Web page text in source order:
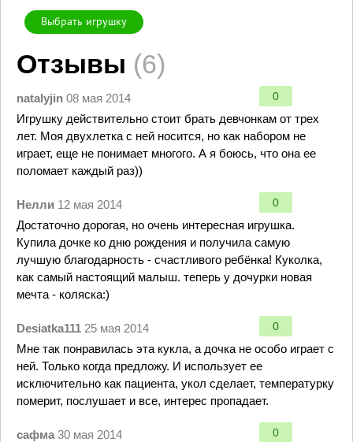
Выбрать игрушку
Отзывы (6)
natalyjin 08 мая 2014 0
Игрушку действительно стоит брать девчонкам от трех
лет. Моя двухлетка с ней носится, но как набором не
играет, еще не понимает многого. А я боюсь, что она ее
поломает каждый раз))
Нелли 12 мая 2014 0
Достаточно дорогая, но очень интересная игрушка.
Купила дочке ко дню рождения и получила самую
лучшую благодарность - счастливого ребёнка! Куколка,
как самый настоящий малыш. теперь у дочурки новая
мечта - коляска:)
Desiatka111 25 мая 2014 0
Мне так понравилась эта кукла, а дочка не особо играет с
ней. Только когда предложу. И использует ее
исключительно как пациента, укол сделает, температурку
померит, послушает и все, интерес пропадает.
сафма 30 мая 2014 0